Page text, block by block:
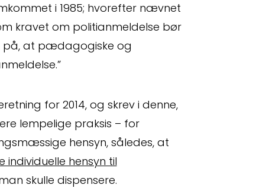
i 1985; hvorefter nævnet
kravet om politianmeldelse bør
på, at pædagogiske og
for 2014, og skrev i denne,
lempelige praksis – for
hensyn, således, at
individuelle hensyn til
skulle dispensere.